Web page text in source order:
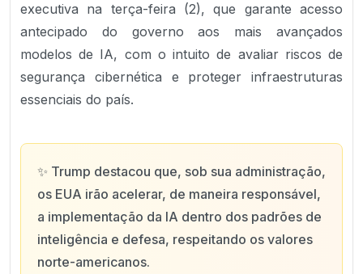
executiva na terça-feira (2), que garante acesso
antecipado do governo aos mais avançados
modelos de IA, com o intuito de avaliar riscos de
segurança cibernética e proteger infraestruturas
essenciais do país.
✨ Trump destacou que, sob sua administração,
os EUA irão acelerar, de maneira responsável,
a implementação da IA dentro dos padrões de
inteligência e defesa, respeitando os valores
norte-americanos.